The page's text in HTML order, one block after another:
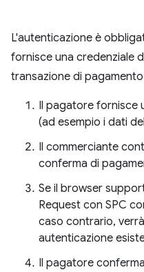
L'autenticazione è
fornisce una credenziale
transazione di
Il pagatore fornisce
(ad esempio i dati
Il commerciante
conferma di
Se il browser
Request con SPC
caso contrario,
autenticazione
Il pagatore